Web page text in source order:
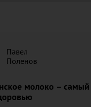
Павел
Поленов
молоко –